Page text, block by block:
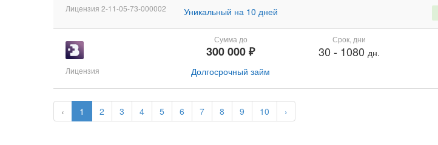
‹ 1 2 3 4 5 6 7 8 9 10 ›
Лицензия 2-11-05-73-000002 Уникальный на 10 дней
Лицензия
Сумма до
300 000 ₽
Долгосрочный займ
Срок, дни
30 - 1080 дн.